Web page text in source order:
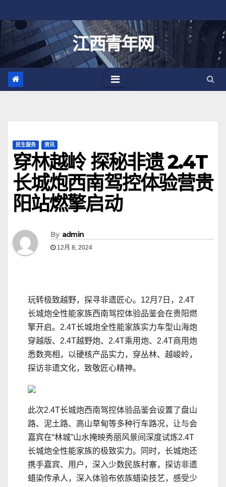
至
江西青年网
民生服务 资讯
穿林越岭 探秘非遗 2.4T
长城炮西南驾控体验营贵
阳站燃擎启动
By admin
12月 8, 2024
玩转极致越野，探寻非遗匠心。12月7日，2.4T
长城炮全性能家族西南驾控体验品鉴会在贵阳燃
擎开启。2.4T长城炮全性能家族实力车型山海炮
穿越版、2.4T越野炮、2.4T乘用炮、2.4T商用炮
悉数亮相，以硬核产品实力，穿丛林、越峻岭，
探访非遗文化，致敬匠心精神。
此次2.4T长城炮西南驾控体验品鉴会设置了盘山
路、泥土路、高山草甸等多种行车路况，让与会
嘉宾在“林城”山水掩映秀丽风景间深度试炼2.4T
长城炮全性能家族的极致实力。同时，长城炮还
携手嘉宾、用户，深入少数民族村寨，探访非遗
蜡染传承人，深入体验布依族蜡染技艺，感受少